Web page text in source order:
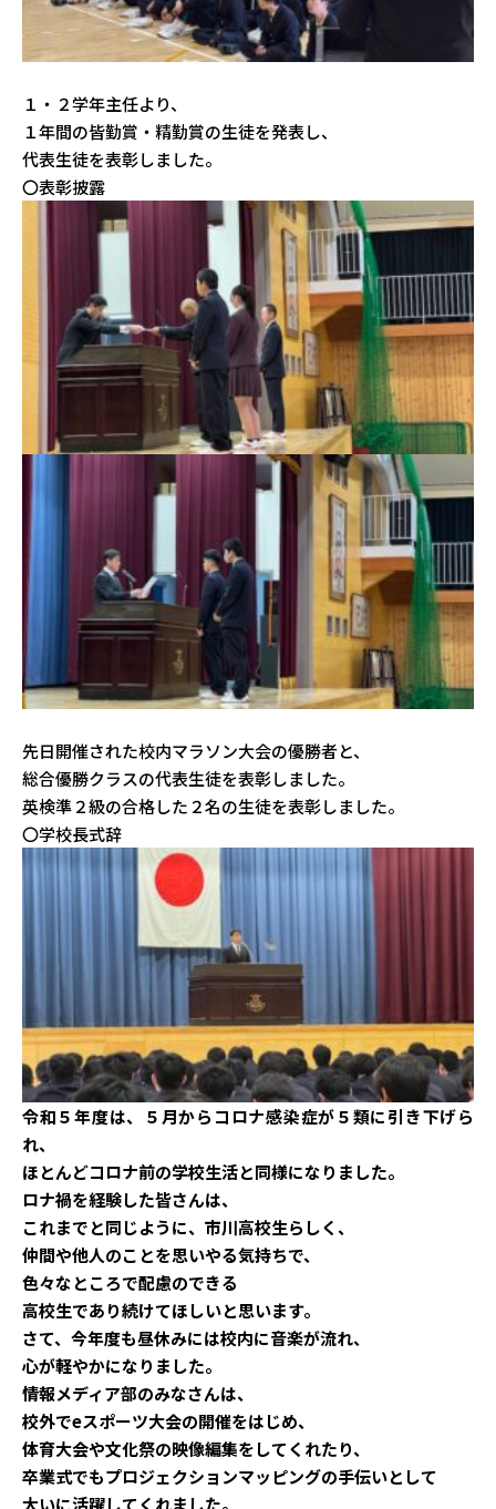
１・２学年主任より、
１年間の皆勤賞・精勤賞の生徒を発表し、
代表生徒を表彰しました。
〇表彰披露
先日開催された校内マラソン大会の優勝者と、
総合優勝クラスの代表生徒を表彰しました。
英検準２級の合格した２名の生徒を表彰しました。
〇学校長式辞
令和５年度は、５月からコロナ感染症が５類に引き下げら
れ、
ほとんどコロナ前の学校生活と同様になりました。
ロナ禍を経験した皆さんは、
これまでと同じように、市川高校生らしく、
仲間や他人のことを思いやる気持ちで、
色々なところで配慮のできる
高校生であり続けてほしいと思います。
さて、今年度も昼休みには校内に音楽が流れ、
心が軽やかになりました。
情報メディア部のみなさんは、
校外でeスポーツ大会の開催をはじめ、
体育大会や文化祭の映像編集をしてくれたり、
卒業式でもプロジェクションマッピングの手伝いとして
大いに活躍してくれました。